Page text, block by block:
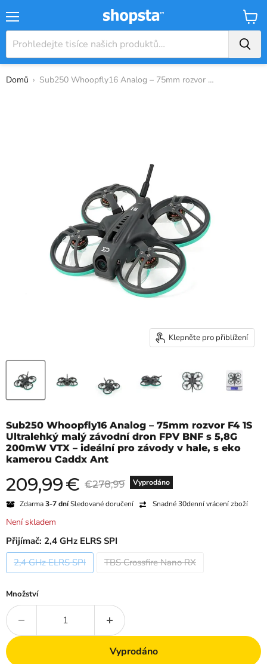
Košík
Domů › Sub250 Whoopfly16 Analog – 75mm rozvor F4 ...
Klepněte pro přiblížení
Sub250 Whoopfly16 Analog – 75mm rozvor F4 1S
Ultralehký malý závodní dron FPV BNF s 5,8G
200mW VTX – ideální pro závody v hale, s eko
kamerou Caddx Ant
Vyprodáno
Aktuální cena
209,99€ Původní cena
€278,99
Zdarma3-7 dníSledované doručení Snadné 30denní vrácení zboží
Není skladem
Přijímač: 2,4 GHz ELRS SPI
2,4 GHz ELRS SPI
TBS Crossfire Nano RX
Množství
Vyprodáno